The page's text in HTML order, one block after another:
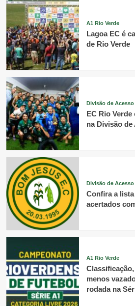
A1 Rio Verde
Lagoa EC é
de Rio Verde
Divisão de Acesso
EC Rio
na Divisão de
Divisão de Acesso
Confira a
acertados
A1 Rio Verde
menos
rodada na